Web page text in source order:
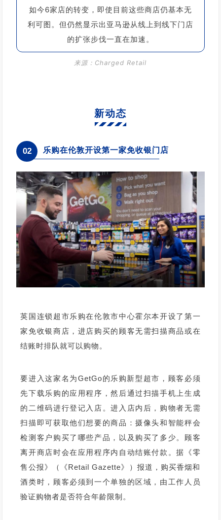
如今6家店的转变，即使目前这些商店仍基本无
利可图。 但仍然显示出亚马逊从线上到线下门店
的扩张步伐一直在加速。
来源：Charged Retail
新动态
02 乐购在伦敦开设第一家免收银门店
英国连锁超市乐购在伦敦市中心霍尔本开设了第一
家免收银商店，进店购买的顾客无需扫描商品或在
结账时排队就可以购物。
要进入这家名为GetGo的乐购新型超市，顾客必须
先下载乐购的应用程序，然后通过扫描手机上生成
的二维码进行登记入店。进入店内后，购物者无需
扫描即可获取他们想要的商品：摄像头和智能秤会
检测客户购买了哪些产品，以及购买了多少。顾客
离开商店时会在应用程序内自动结账付款。据《零
售公报》（《Retail Gazette》）报道，购买香烟和
酒类时，顾客必须到一个单独的区域，由工作人员
验证购物者是否符合年龄限制。